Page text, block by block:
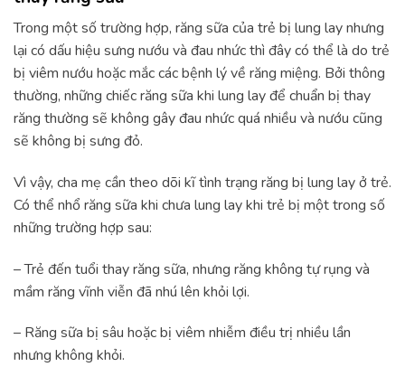
Trong một số trường hợp, răng sữa của trẻ bị lung lay nhưng
lại có dấu hiệu sưng nướu và đau nhức thì đây có thể là do trẻ
bị viêm nướu hoặc mắc các bệnh lý về răng miệng. Bởi thông
thường, những chiếc răng sữa khi lung lay để chuẩn bị thay
răng thường sẽ không gây đau nhức quá nhiều và nướu cũng
sẽ không bị sưng đỏ.
Vì vậy, cha mẹ cần theo dõi kĩ tình trạng răng bị lung lay ở trẻ.
Có thể nhổ răng sữa khi chưa lung lay khi trẻ bị một trong số
những trường hợp sau:
– Trẻ đến tuổi thay răng sữa, nhưng răng không tự rụng và
mầm răng vĩnh viễn đã nhú lên khỏi lợi.
– Răng sữa bị sâu hoặc bị viêm nhiễm điều trị nhiều lần
nhưng không khỏi.